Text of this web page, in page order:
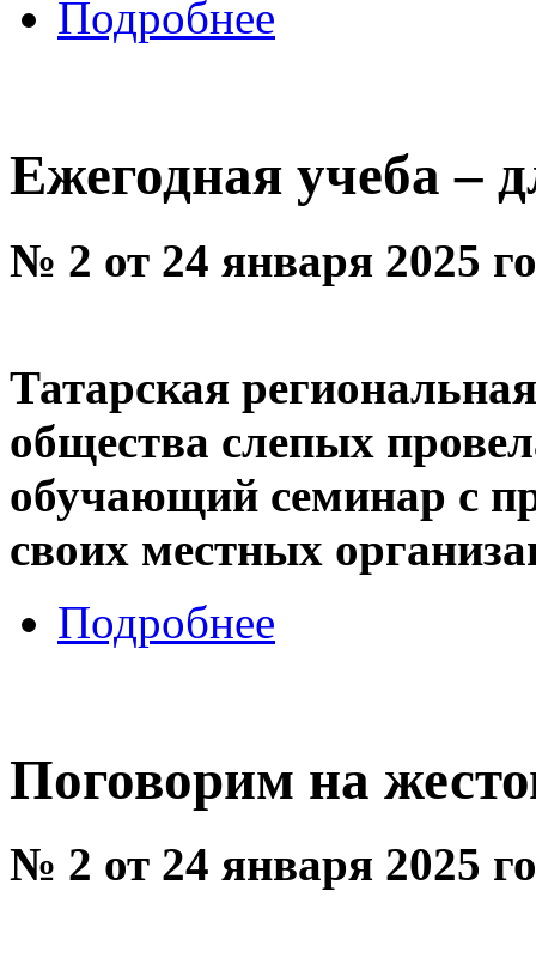
Подробнее
Ежегодная учеба –
№ 2 от 24 января 2025
Татарская
общества слепых
обучающий семинар с
своих местных
Подробнее
Поговорим на
№ 2 от 24 января 2025